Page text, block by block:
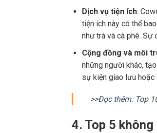
Dịch vụ tiện ích:
tiện ích này có thể
như trà và cà phê. Sự
Cộng đồng và môi
những người khác,
sự kiện giao lưu hoặc
>>Đọc thêm: Top
4. Top 5